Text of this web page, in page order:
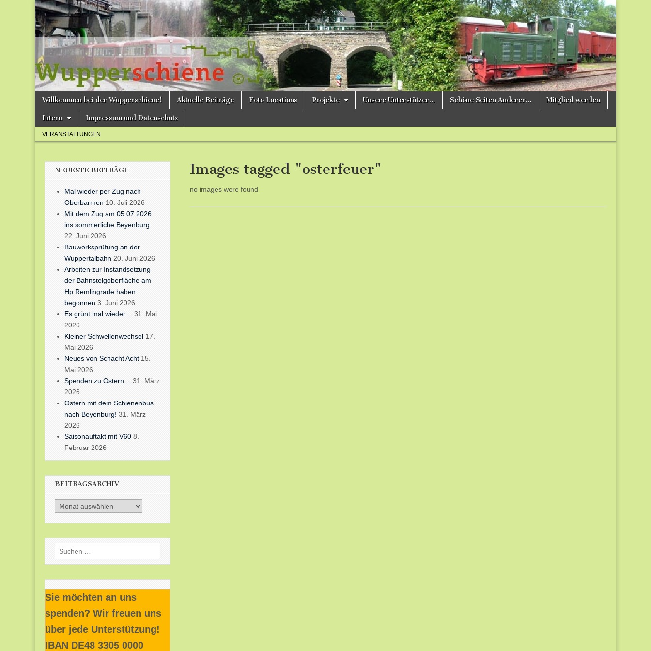
Bergische
Bahnen /
Förderverein
Wupperschiene
e.V.
Main
Skip
content
Willkommen bei der Wupperschiene! Aktuelle Beiträge Foto Locations Projekte Unsere Unterstützer… Schöne Seiten Anderer… Mitglied werden
Intern Impressum und Datenschutz
Sub
menu
VERANSTALTUNGEN
Images tagged "osterfeuer"
no images were found
NEUESTE BEITRÄGE
Mal wieder per Zug nach
Oberbarmen 10. Juli 2026
Mit dem Zug am 05.07.2026
ins sommerliche Beyenburg
22. Juni 2026
Bauwerksprüfung an der
Wuppertalbahn 20. Juni 2026
Arbeiten zur Instandsetzung
der Bahnsteigoberfläche am
Hp Remlingrade haben
begonnen 3. Juni 2026
Es grünt mal wieder…
31. Mai
2026
Kleiner Schwellenwechsel 17.
Mai 2026
Neues von Schacht Acht 15.
Mai 2026
Spenden zu Ostern…
31. März
2026
Ostern mit dem Schienenbus
nach Beyenburg! 31. März
2026
Saisonauftakt mit V60 8.
Februar 2026
BEITRAGSARCHIV
Beitragsarchiv
Suchen
nach:
Sie möchten an uns
spenden? Wir freuen uns
über jede Unterstützung!
IBAN DE48 3305 0000